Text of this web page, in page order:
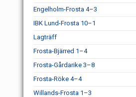
Engelholm-Frosta 4–3
IBK Lund-Frosta 10–1
Lagträff
Frosta-Bjärred 1–4
Frosta-Gårdarike 3–8
Frosta-Röke 4–4
Willands-Frosta 1–3